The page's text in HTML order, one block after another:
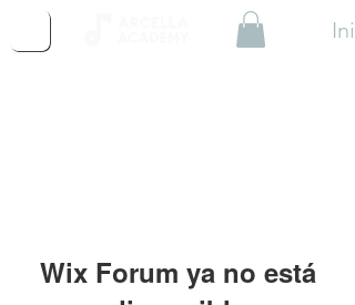
Wix Forum ya no está